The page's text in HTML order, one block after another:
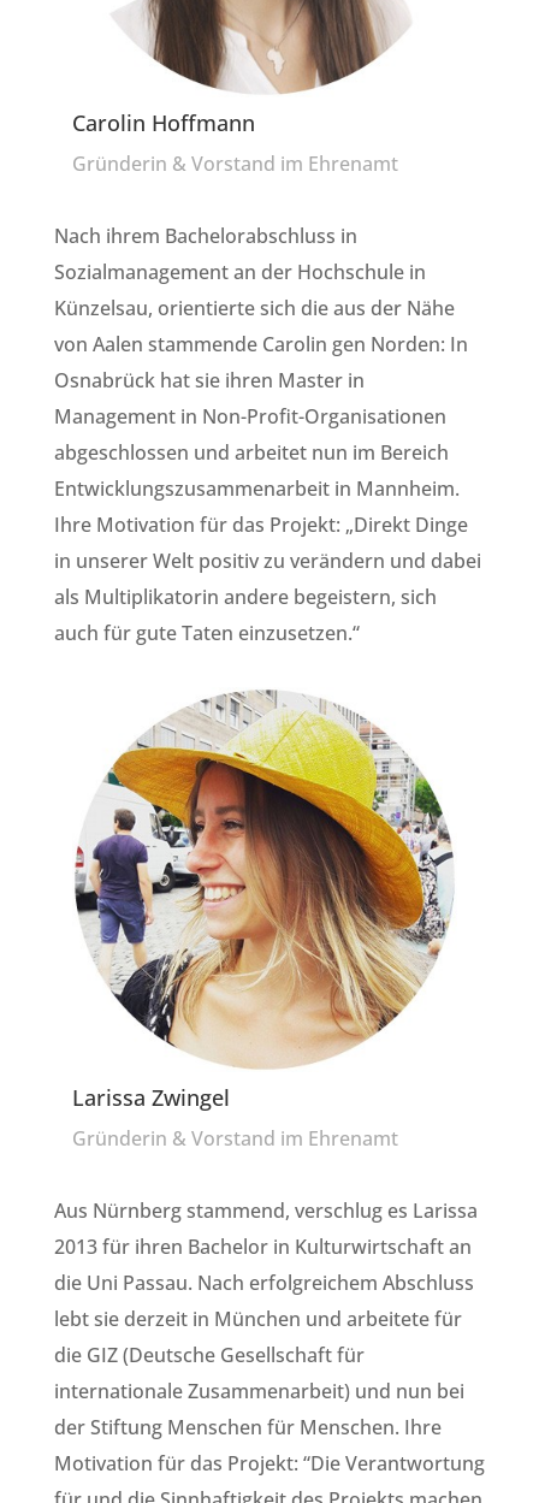
Carolin Hoffmann
Gründerin & Vorstand im Ehrenamt
Nach ihrem Bachelorabschluss in
Sozialmanagement an der Hochschule in
Künzelsau, orientierte sich die aus der Nähe
von Aalen stammende Carolin gen Norden: In
Osnabrück hat sie ihren Master in
Management in Non-Profit-Organisationen
abgeschlossen und arbeitet nun im Bereich
Entwicklungszusammenarbeit in Mannheim.
Ihre Motivation für das Projekt: „Direkt Dinge
in unserer Welt positiv zu verändern und dabei
als Multiplikatorin andere begeistern, sich
auch für gute Taten einzusetzen.“
Larissa Zwingel
Gründerin & Vorstand im Ehrenamt
Aus Nürnberg stammend, verschlug es Larissa
2013 für ihren Bachelor in Kulturwirtschaft an
die Uni Passau. Nach erfolgreichem Abschluss
lebt sie derzeit in München und arbeitete für
die GIZ (Deutsche Gesellschaft für
internationale Zusammenarbeit) und nun bei
der Stiftung Menschen für Menschen. Ihre
Motivation für das Projekt: “Die Verantwortung